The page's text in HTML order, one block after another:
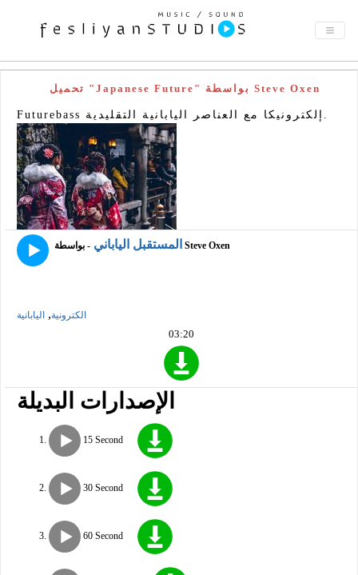
تحميل "Japanese Future" بواسطة Steve Oxen
Futurebass إلكترونيكا مع العناصر اليابانية التقليدية.
المستقبل الياباني - بواسطة Steve Oxen
الكترونية,
اليابانية
03:20
الإصدارات البديلة
15 Second
30 Second
60 Second